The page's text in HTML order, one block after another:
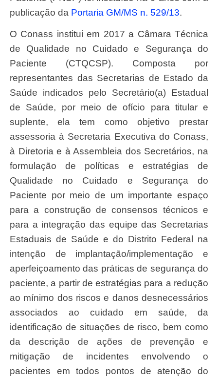
publicação da Portaria GM/MS n. 529/13.
O Conass institui em 2017 a Câmara Técnica
de Qualidade no Cuidado e Segurança do
Paciente (CTQCSP). Composta por
representantes das Secretarias de Estado da
Saúde indicados pelo Secretário(a) Estadual
de Saúde, por meio de ofício para titular e
suplente, ela tem como objetivo prestar
assessoria à Secretaria Executiva do Conass,
à Diretoria e à Assembleia dos Secretários, na
formulação de políticas e estratégias de
Qualidade no Cuidado e Segurança do
Paciente por meio de um importante espaço
para a construção de consensos técnicos e
para a integração das equipe das Secretarias
Estaduais de Saúde e do Distrito Federal na
intenção de implantação/implementação e
aperfeiçoamento das práticas de segurança do
paciente, a partir de estratégias para a redução
ao mínimo dos riscos e danos desnecessários
associados ao cuidado em saúde, da
identificação de situações de risco, bem como
da descrição de ações de prevenção e
mitigação de incidentes envolvendo o
pacientes em todos pontos de atenção do